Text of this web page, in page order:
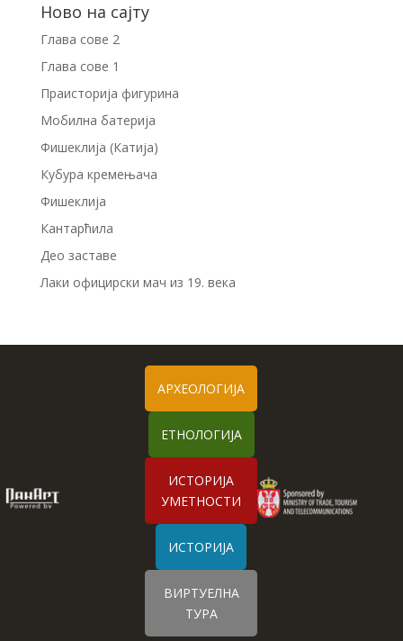
Ново на сајту
Глава сове 2
Глава сове 1
Праисторија фигурина
Мобилна батерија
Фишеклија (Катија)
Кубура кремењача
Фишеклија
Кантарћила
Део заставе
Лаки официрски мач из 19. века
АРХЕОЛОГИЈА
ЕТНОЛОГИЈА
ИСТОРИЈА
УМЕТНОСТИ
ИСТОРИЈА
ВИРТУЕЛНА
ТУРА